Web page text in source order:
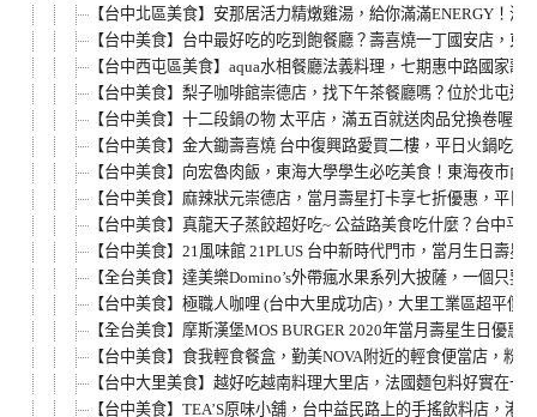
【台中北區美食】安那居活力精燉雞湯，給你滿滿ENERGY！
【台中美食】台中最好吃的吃到飽餐廳？壽喜燒一丁國安店，
【台中西屯區美食】aqua水相餐廳法義料理，七期惠中路國家
【台中美食】梨子咖啡館崇德店，找下午茶餐廳嗎？位於北屯
【台中美食】十二段鍋の物 太平店，滿五百就送肉品兌換卷喔
【台中美食】金大鋤壽喜燒 台中復興路愛買二樓，平日火鍋吃
【台中美食】向宏魯肉飯，東海大學學生必吃美食！東海夜市內
【台中美食】麻辣狀元崇德店，當月壽星打卡享七折優惠，平
【台中美食】真龍天子蒸餃超好吃~ 公益路美食吃什麼？台中
【台中美食】21風味館 21PLUS 台中新時代門市，當月生日壽
【全台美食】達美樂Domino’s外帶瘋水果系列大披薩，一個只
【台中美食】極職人咖哩 (台中大里成功店)，大里工業區超平
【全台美食】摩斯漢堡MOS BURGER 2020年當月壽星生日優
【台中美食】食我輕食餐盒，勤美NOVA附近的輕食便當店，
【台中大里美食】越好吃越南料理大里店，法國麵包料好實在
【台中美食】TEA’S原味小舖，台中益民路上的手搖飲料店，港